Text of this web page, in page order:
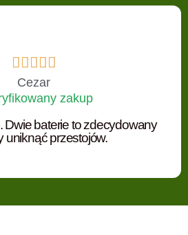

Cezar
zakup
Dwie baterie to zdecydowany
uniknąć przestojów.